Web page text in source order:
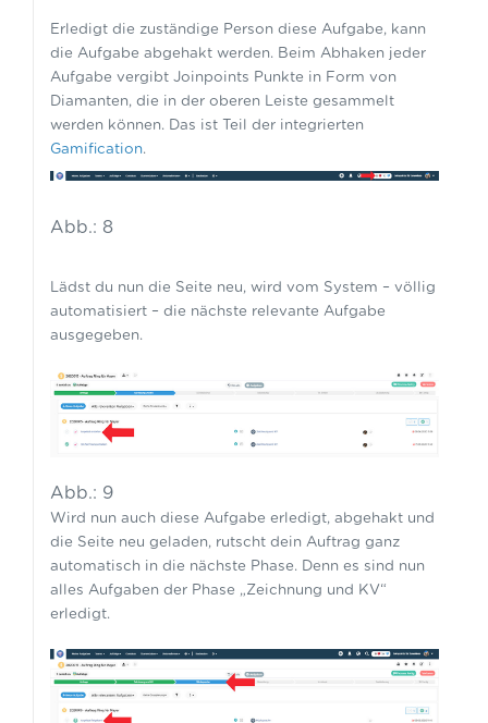
Erledigt die zuständige Person diese Aufgabe, kann
die Aufgabe abgehakt werden. Beim Abhaken jeder
Aufgabe vergibt Joinpoints Punkte in Form von
Diamanten, die in der oberen Leiste gesammelt
werden können. Das ist Teil der integrierten
Gamification.
Abb.: 8
Lädst du nun die Seite neu, wird vom System – völlig
automatisiert – die nächste relevante Aufgabe
ausgegeben.
Abb.: 9
Wird nun auch diese Aufgabe erledigt, abgehakt und
die Seite neu geladen, rutscht dein Auftrag ganz
automatisch in die nächste Phase. Denn es sind nun
alles Aufgaben der Phase „Zeichnung und KV“
erledigt.